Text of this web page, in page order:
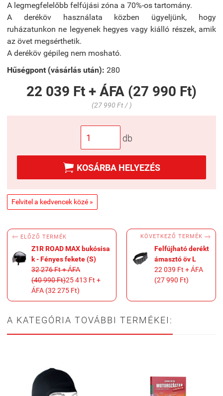
A legmegfelelőbb felfújási zóna a 70%-os tartomány.
A deréköv használata közben ügyeljünk, hogy
ruházatunkon ne legyenek hegyes vagy kiálló részek, amik
az övet megsérthetik.
A deréköv gépileg nem mosható.
Hűségpont (vásárlás után): 280
22 039 Ft + ÁFA (27 990 Ft)
(27 990 Ft / )
db
 KOSÁRBA HELYEZÉS
Felvitel a kedvencek közé »
 ELŐZŐ TERMÉK
Z1R ROAD MAX bukósisa
k - Fényes fekete (S)
32 276 Ft + ÁFA
(40 990 Ft)25 413 Ft +
ÁFA (32 275 Ft)
KÖVETKEZŐ TERMÉK 
Felfújható derékt
ámasztó öv L
22 039 Ft + ÁFA
(27 990 Ft)
A KATEGÓRIA TOVÁBBI TERMÉKEI: